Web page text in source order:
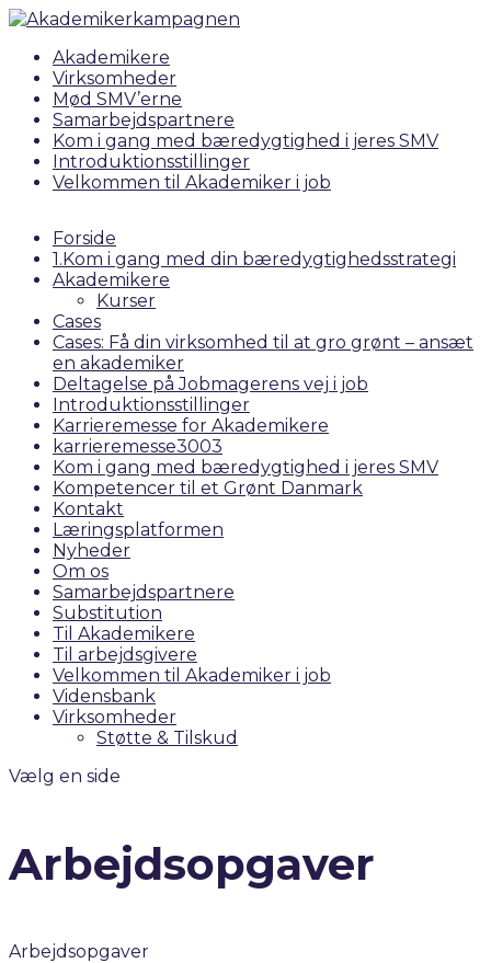
Akademikere
Virksomheder
Mød SMV’erne
Samarbejdspartnere
Kom i gang med bæredygtighed i jeres SMV
Introduktionsstillinger
Velkommen til Akademiker i job
Forside
1.Kom i gang med din bæredygtighedsstrategi
Akademikere
Kurser
Cases
Cases: Få din virksomhed til at gro grønt – ansæt
en akademiker
Deltagelse på Jobmagerens vej i job
Introduktionsstillinger
Karrieremesse for Akademikere
karrieremesse3003
Kom i gang med bæredygtighed i jeres SMV
Kompetencer til et Grønt Danmark
Kontakt
Læringsplatformen
Nyheder
Om os
Samarbejdspartnere
Substitution
Til Akademikere
Til arbejdsgivere
Velkommen til Akademiker i job
Vidensbank
Virksomheder
Støtte & Tilskud
Vælg en side
Arbejdsopgaver
Arbejdsopgaver